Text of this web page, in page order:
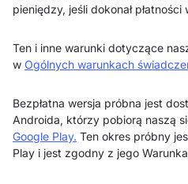
pieniędzy, jeśli dokonał
Ten i inne warunki dotyczące
w Ogólnych warunkach
Bezpłatna wersja próbna jest
Androida, którzy pobiorą naszą
Google Play. Ten okres próbny
Play i jest zgodny z jego